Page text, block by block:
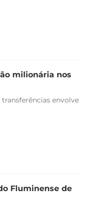
milionária nos
envolve
Fluminense de